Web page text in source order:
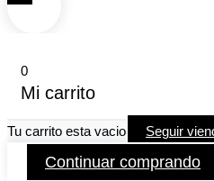
0
Mi carrito
Tu carrito esta vacio Seguir
Continuar comprando